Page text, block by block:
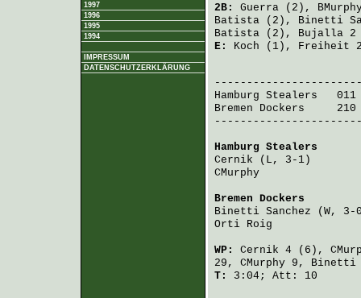
1997
1996
1995
1994
IMPRESSUM
DATENSCHUTZERKLÄRUNG
2B: Guerra (2),
Batista (2), Binetti
Batista (2), Bujalla
E: Koch (1), Freiheit
Hamburg Stealers
011
Bremen Dockers
Hamburg Stealers
Cernik (L, 3-1)
CMurphy
Bremen Dockers
Binetti Sanchez (W,
Orti Roig
WP: Cernik 4 (6),
29, CMurphy 9, Binetti
T:
3:04; Att: 10